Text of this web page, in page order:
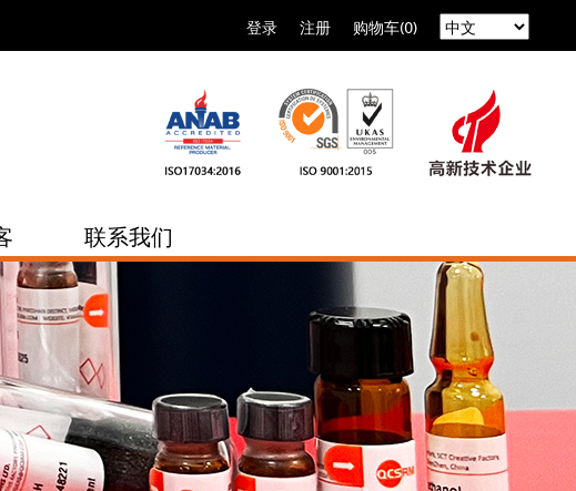
登录 注册 购物车(0)
联系我们